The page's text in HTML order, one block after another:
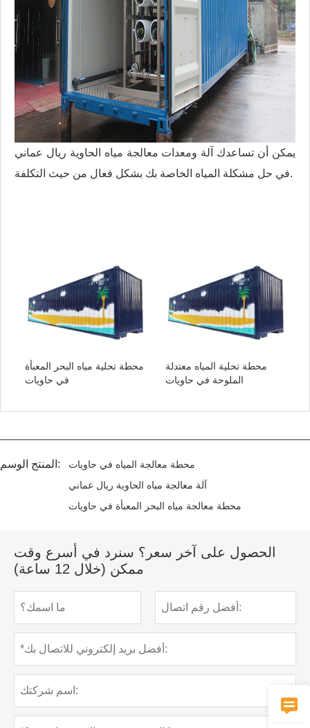
يمكن أن تساعدك آلة ومعدات معالجة مياه الحاوية ريال عماني
في حل مشكلة المياه الخاصة بك بشكل فعال من حيث التكلفة.
محطة تحلية مياه البحر المعبأة
في حاويات
محطة تحلية المياه معتدلة
الملوحة في حاويات
المنتج الوسم:
محطة معالجة المياه في حاويات
آلة معالجة مياه الحاوية ريال عماني
محطة معالجة مياه البحر المعبأة في حاويات
الحصول على آخر سعر؟ سنرد في أسرع وقت
ممكن (خلال 12 ساعة)
